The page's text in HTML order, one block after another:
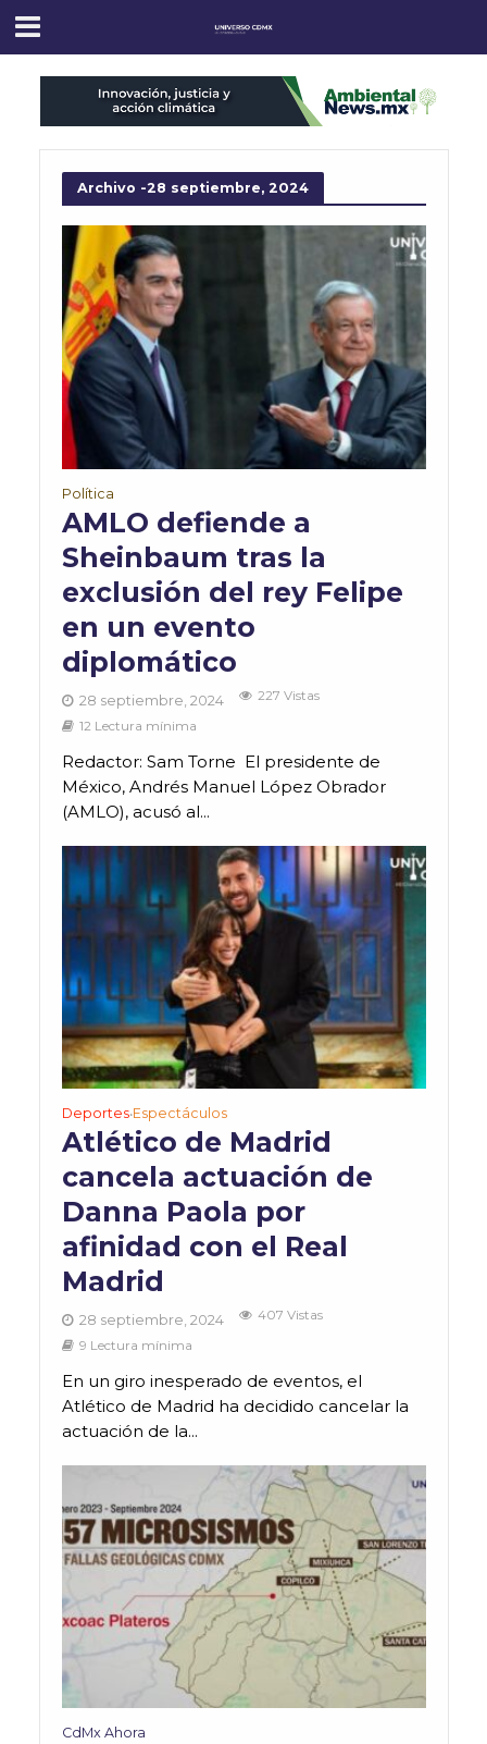
Archivo -28 septiembre, 2024
Política
AMLO defiende a
Sheinbaum tras la
exclusión del rey Felipe
en un evento
diplomático
28 septiembre, 2024
227 Vistas
12 Lectura mínima
Redactor: Sam Torne El presidente de
México, Andrés Manuel López Obrador
(AMLO), acusó al...
Deportes•Espectáculos
Atlético de Madrid
cancela actuación de
Danna Paola por
afinidad con el Real
Madrid
28 septiembre, 2024
407 Vistas
9 Lectura mínima
En un giro inesperado de eventos, el
Atlético de Madrid ha decidido cancelar la
actuación de la...
CdMx Ahora